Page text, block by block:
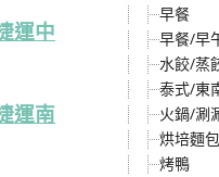
運中
運南
早餐
早餐/早
水餃/蒸
泰式/東
火鍋/涮
烘培麵
烤鴨